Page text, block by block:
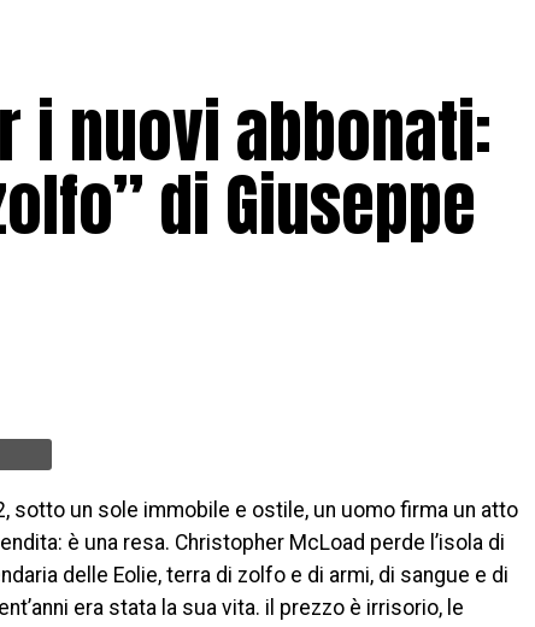
i nuovi abbonati:
di Giuseppe
sotto un sole immobile e ostile, un uomo firma un atto
è una resa. Christopher McLoad perde l’isola di
delle Eolie, terra di zolfo e di armi, di sangue e di
era stata la sua vita. il prezzo è irrisorio, le